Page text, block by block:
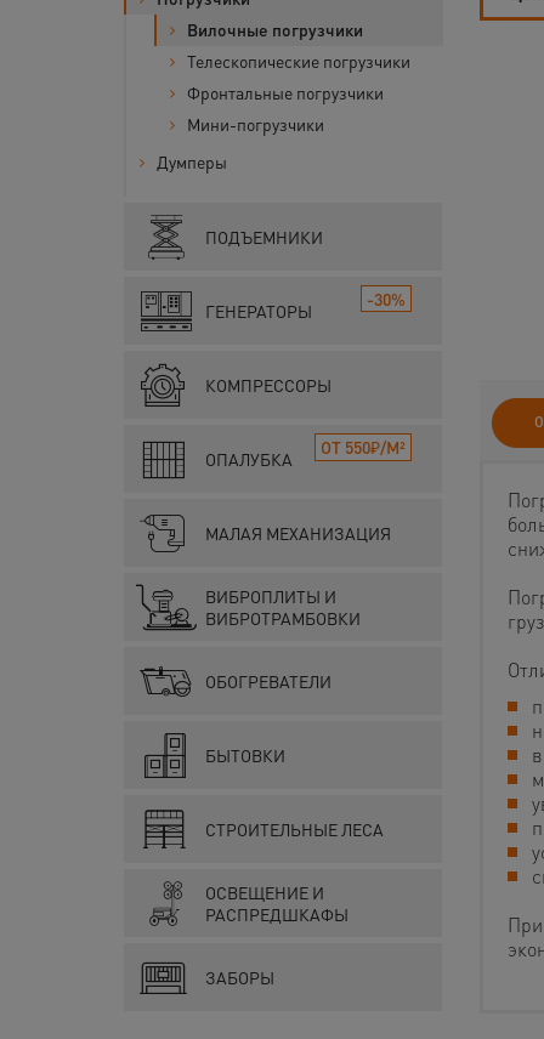
Вилочные погрузчики
Телескопические погрузчики
Фронтальные погрузчики
Мини-погрузчики
Думперы
ПОДЪЕМНИКИ
ГЕНЕРАТОРЫ
-30%
КОМПРЕССОРЫ
ОПАЛУБКА
ОТ 550₽/М²
МАЛАЯ МЕХАНИЗАЦИЯ
ВИБРОПЛИТЫ И
ВИБРОТРАМБОВКИ
ОБОГРЕВАТЕЛИ
БЫТОВКИ
СТРОИТЕЛЬНЫЕ ЛЕСА
ОСВЕЩЕНИЕ И
РАСПРЕДШКАФЫ
ЗАБОРЫ